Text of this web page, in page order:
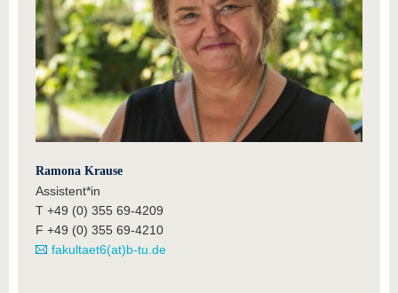
Ramona Krause
Assistent*in
T +49 (0) 355 69-4209
F +49 (0) 355 69-4210
fakultaet6(at)b-tu.de